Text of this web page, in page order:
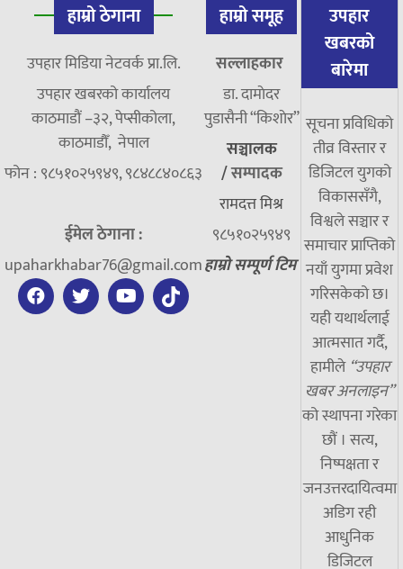
हाम्रो ठेगाना
उपहार मिडिया नेटवर्क प्रा.लि.
उपहार खबरको कार्यालय
काठमाडौं –३२, पेप्सीकोला,
काठमाडौँ, नेपाल
फोन : ९८५१०२५९४९, ९८४८८४०८६३
ईमेल ठेगाना :
upaharkhabar76@gmail.com
हाम्रो समूह
सल्लाहकार
डा. दामाेदर
पुडासैनी “किशाेर”
सञ्चालक
/सम्पादक
रामदत्त मिश्र
९८५१०२५९४९
हाम्रो सम्पूर्ण टिम
उपहार
खबरको
बारेमा
सूचना प्रविधिको
तीव्र विस्तार र
डिजिटल युगको
विकाससँगै,
विश्वले सञ्चार र
समाचार प्राप्तिको
नयाँ युगमा प्रवेश
गरिसकेको छ।
यही यथार्थलाई
आत्मसात गर्दै,
हामीले “उपहार
खबर अनलाइन”
को स्थापना गरेका
छौं । सत्य,
निष्पक्षता र
जनउत्तरदायित्वमा
अडिग रही
आधुनिक
डिजिटल